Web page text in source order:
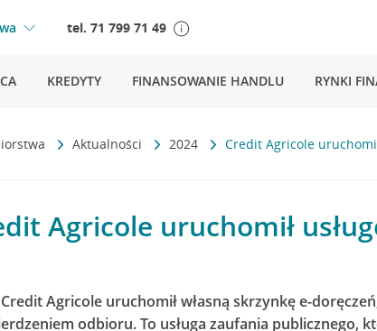
tel. 71 799 71 49
KREDYTY FINANSOWANIE HANDLU RYNKI
Aktualności 2024 Credit Agricole
Agricole uruchomił
Agricole uruchomił własną skrzynkę e-
odbioru. To usługa zaufania publicznego,